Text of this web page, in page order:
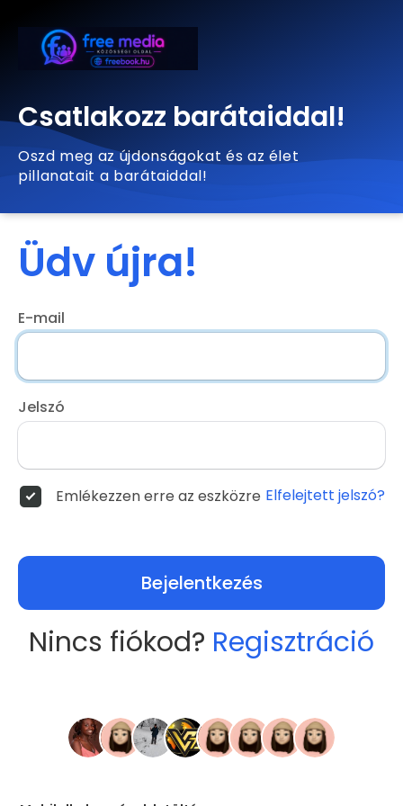
Csatlakozz barátaiddal!
Oszd meg az újdonságokat és az élet
pillanatait a barátaiddal!
Üdv újra!
E-mail
Jelszó
Emlékezzen erre az eszközre Elfelejtett jelszó?
Bejelentkezés
Nincs fiókod? Regisztráció